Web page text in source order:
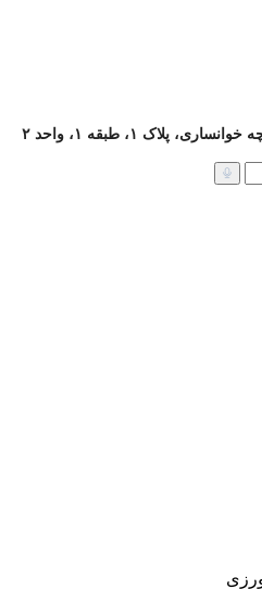
پلاک ۱، طبقه ۱، واحد ۲